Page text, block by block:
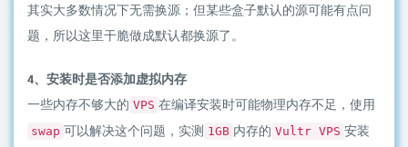
其实大多数情况下无需换源；但某些盒子默认的源可能有点问
题，所以这里干脆做成默认都换源了。
4、安装时是否添加虚拟内存
一些内存不够大的 VPS 在编译安装时可能物理内存不足，使用
swap 可以解决这个问题，实测 1GB 内存的 Vultr VPS 安装